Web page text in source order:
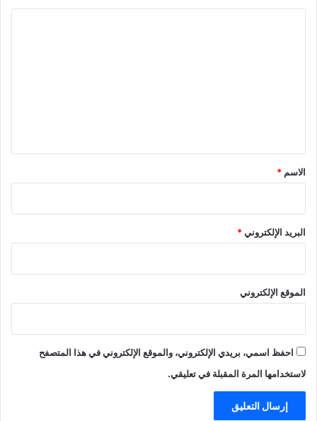
*
الاسم *
البريد الإلكتروني*
الموقع الإلكتروني
احفظ اسمي، بريدي الإلكتروني، والموقع الإلكتروني في هذا المتصفح
لاستخدامها المرة المقبلة في تعليقي.